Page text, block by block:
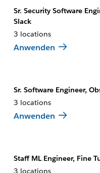
Sr. Security Software
Slack
3 locations
Anwenden
Sr. Software Engineer,
3 locations
Anwenden
Staff ML Engineer, Fine
3 locations